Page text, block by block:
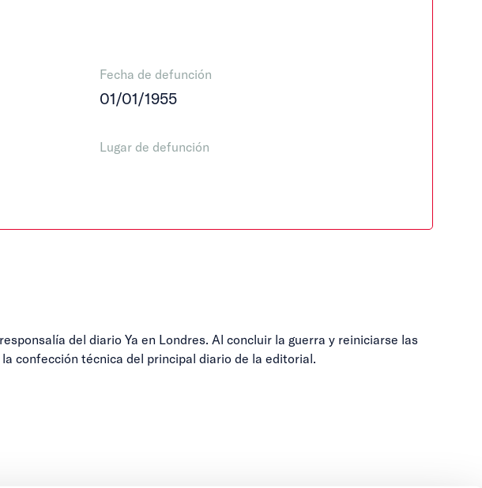
Fecha de defunción
01/01/1955
Lugar de defunción
del diario Ya en Londres. Al concluir la guerra y reiniciarse las
confección técnica del principal diario de la editorial.